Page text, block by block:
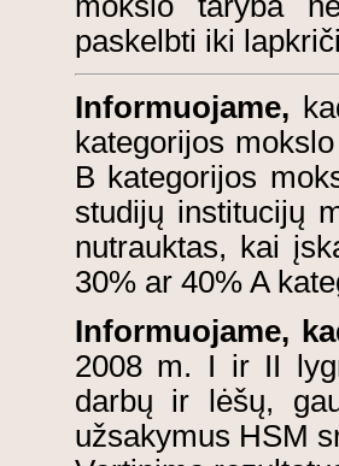
paskelbti iki
Informuojame,
kategorijos
B kategorijos
studijų institucijų
nutrauktas, kai
30% ar 40% A
Informuojame,
2008 m. I ir II
darbų ir lėšų,
užsakymus HSM